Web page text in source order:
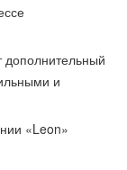
дополнительный
и
«Leon»